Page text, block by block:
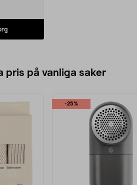
pris på vanliga saker
-25%